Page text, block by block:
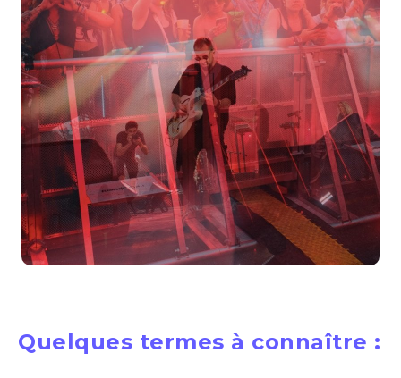
Quelques termes à connaître :